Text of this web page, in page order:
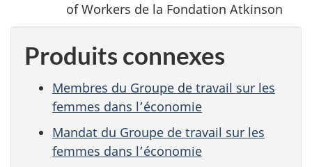
of Workers de la Fondation Atkinson
Produits connexes
Membres du Groupe de travail sur les
femmes dans l’économie
Mandat du Groupe de travail sur les
femmes dans l’économie